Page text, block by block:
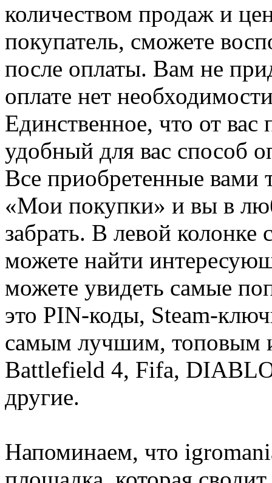
количеством продаж и
покупатель, сможете
после оплаты. Вам не
оплате нет
Единственное, что от вас
удобный для вас способ
Все приобретенные вами
«Мои покупки» и вы в
забрать. В левой
можете найти
можете увидеть самые
это PIN-коды, Steam-
самым лучшим, топовым
Battlefield 4, Fifa,
другие.
Напоминаем, что